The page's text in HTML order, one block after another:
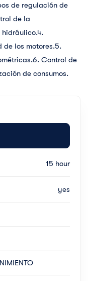
de regulación de
de la
de los motores.5.
Control de
de consumos.
15 hour
yes